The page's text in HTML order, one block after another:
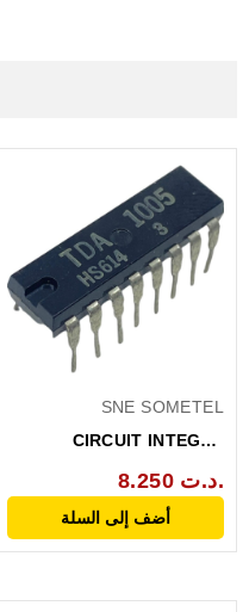
SNE SOMETEL
CIRCUIT INTEGRE
8.250 د.ت.
أضف إلى السلة